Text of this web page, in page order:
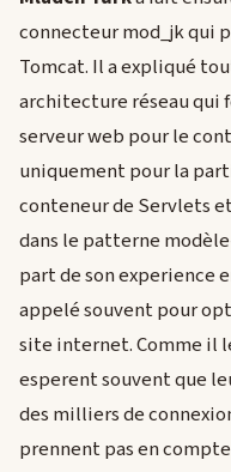
connecteur mod_jk qui
Tomcat. Il a expliqué
architecture réseau qui
serveur web pour le
uniquement pour la
conteneur de Servlets
dans le patterne
part de son experience
appelé souvent pour
site internet. Comme il
esperent souvent que
des milliers de
prennent pas en